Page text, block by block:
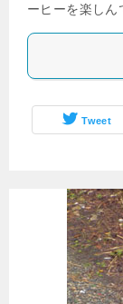
ーヒーを楽しん
Tweet